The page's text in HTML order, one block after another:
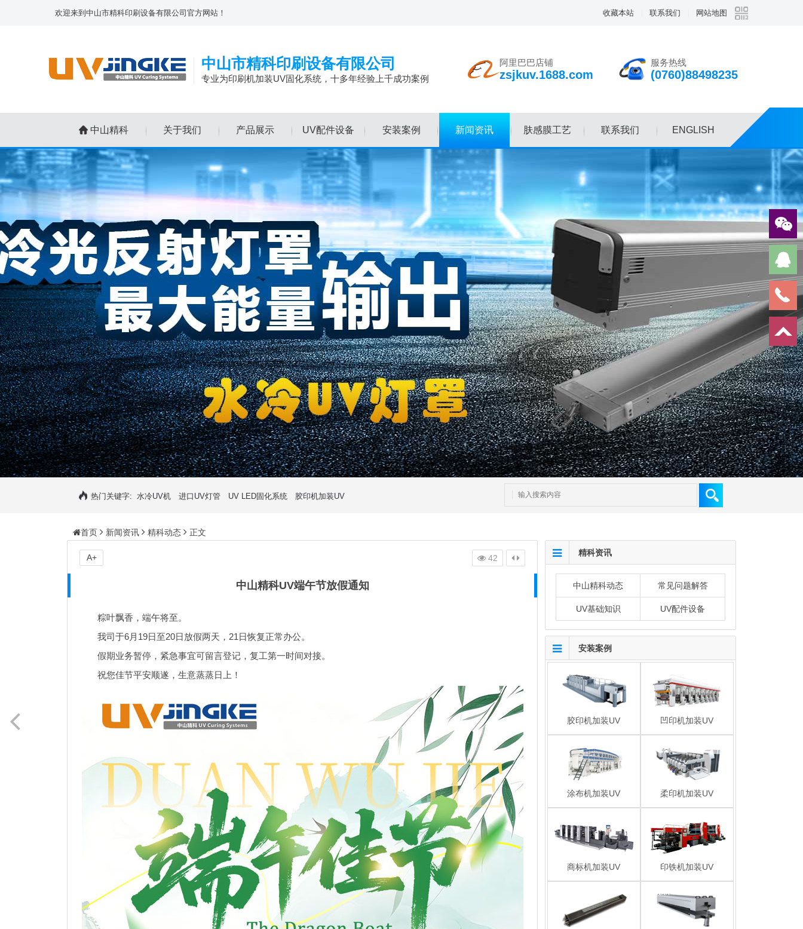
欢迎来到中山市精科印刷设备有限公司官方网站！ 收藏本站 联系我们 网站地图
中山市精科印刷设备有限公司
专业为印刷机加装UV固化系统，十多年经验上千成功案例
阿里巴巴店铺
zsjkuv.1688.com
服务热线
(0760)88498235
中山精科 关于我们 产品展示 UV配件设备 安装案例 新闻资讯 肤感膜工艺 联系我们 ENGLISH
热门关键字: 水冷UV机 进口UV灯管 UV LED固化系统 胶印机加装UV
首页 新闻资讯 精科动态 正文
中山精科UV端午节放假通知
粽叶飘香，端午将至。
我司于6月19日至20日放假两天，21日恢复正常办公。
假期业务暂停，紧急事宜可留言登记，复工第一时间对接。
祝您佳节平安顺遂，生意蒸蒸日上！
42
A+ 精科资讯
中山精科动态 常见问题解答
UV基础知识 UV配件设备
安装案例
胶印机加装UV 凹印机加装UV
涂布机加装UV 柔印机加装UV
商标机加装UV 印铁机加装UV